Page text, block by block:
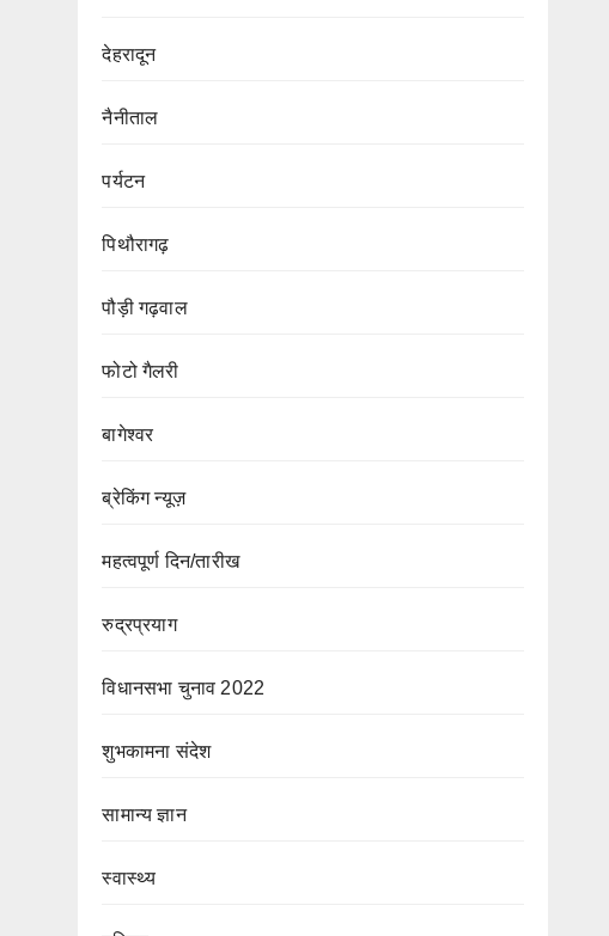
देहरादून
नैनीताल
पर्यटन
पिथौरागढ़
पौड़ी गढ़वाल
फोटो गैलरी
बागेश्वर
ब्रेकिंग न्यूज़
महत्वपूर्ण दिन/तारीख
रुद्रप्रयाग
विधानसभा चुनाव 2022
शुभकामना संदेश
सामान्य ज्ञान
स्वास्थ्य